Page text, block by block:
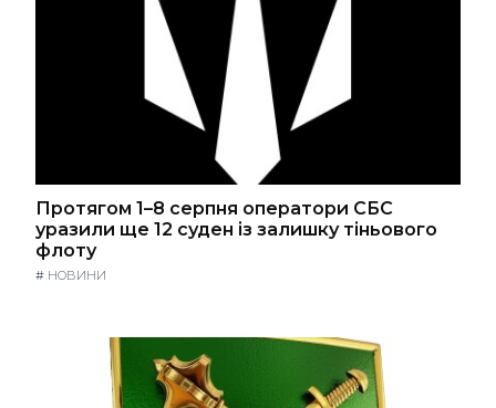
Протягом 1–8 серпня оператори СБС
уразили ще 12 суден із залишку тіньового
флоту
# НОВИНИ